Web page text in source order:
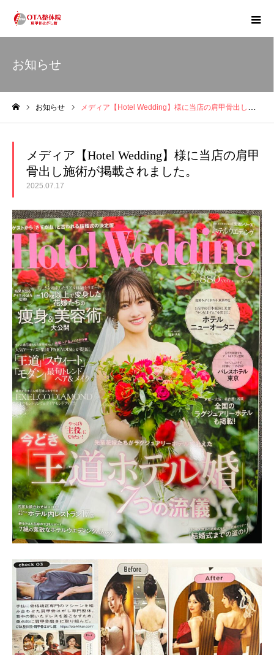
お知らせ
お知らせ メディア【Hotel Wedding】様に当店の肩甲骨出し施術が掲載されました。
メディア【Hotel Wedding】様に当店の肩甲
骨出し施術が掲載されました。
2025.07.17